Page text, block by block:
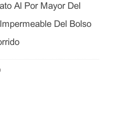
Al Por Mayor Del
Del Bolso